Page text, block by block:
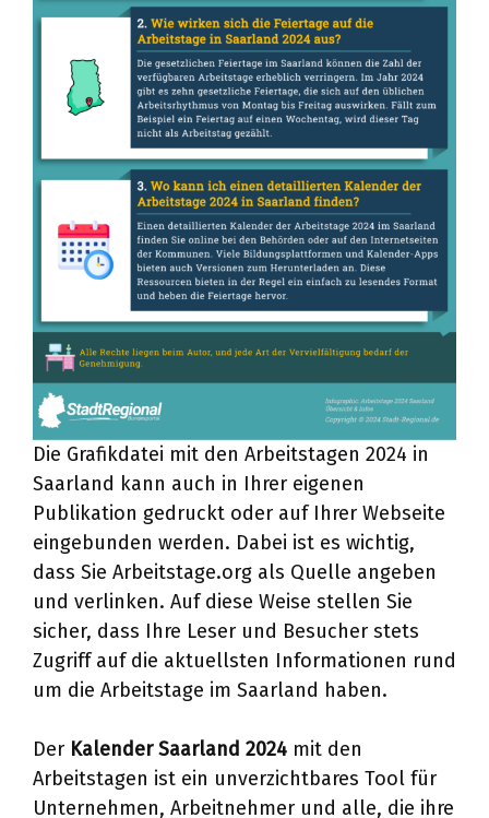
Die Grafikdatei mit den Arbeitstagen 2024 in
Saarland kann auch in Ihrer eigenen
Publikation gedruckt oder auf Ihrer Webseite
eingebunden werden. Dabei ist es wichtig,
dass Sie Arbeitstage.org als Quelle angeben
und verlinken. Auf diese Weise stellen Sie
sicher, dass Ihre Leser und Besucher stets
Zugriff auf die aktuellsten Informationen rund
um die Arbeitstage im Saarland haben.
Der Kalender Saarland 2024 mit den
Arbeitstagen ist ein unverzichtbares Tool für
Unternehmen, Arbeitnehmer und alle, die ihre